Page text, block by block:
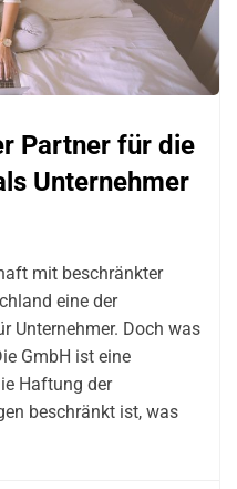
Partner für die
Unternehmer
mit beschränkter
eine der
Unternehmer. Doch was
GmbH ist eine
Haftung der
beschränkt ist, was